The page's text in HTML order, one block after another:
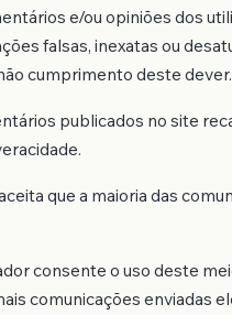
e/ou opiniões dos
falsas, inexatas ou
cumprimento deste dever.
publicados no site
que a maioria das
consente o uso deste
comunicações enviadas